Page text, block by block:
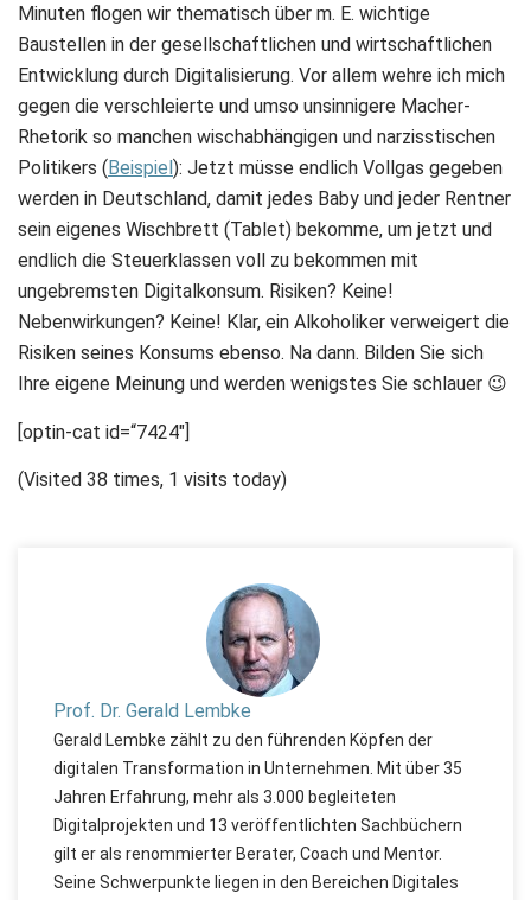
Minuten flogen wir thematisch über m. E. wichtige
Baustellen in der gesellschaftlichen und wirtschaftlichen
Entwicklung durch Digitalisierung. Vor allem wehre ich mich
gegen die verschleierte und umso unsinnigere Macher-
Rhetorik so manchen wischabhängigen und narzisstischen
Politikers (Beispiel): Jetzt müsse endlich Vollgas gegeben
werden in Deutschland, damit jedes Baby und jeder Rentner
sein eigenes Wischbrett (Tablet) bekomme, um jetzt und
endlich die Steuerklassen voll zu bekommen mit
ungebremsten Digitalkonsum. Risiken? Keine!
Nebenwirkungen? Keine! Klar, ein Alkoholiker verweigert die
Risiken seines Konsums ebenso. Na dann. Bilden Sie sich
Ihre eigene Meinung und werden wenigstes Sie schlauer 😉
[optin-cat id=“7424″]
(Visited 38 times, 1 visits today)
Prof. Dr. Gerald Lembke
Gerald Lembke zählt zu den führenden Köpfen der
digitalen Transformation in Unternehmen. Mit über 35
Jahren Erfahrung, mehr als 3.000 begleiteten
Digitalprojekten und 13 veröffentlichten Sachbüchern
gilt er als renommierter Berater, Coach und Mentor.
Seine Schwerpunkte liegen in den Bereichen Digitales